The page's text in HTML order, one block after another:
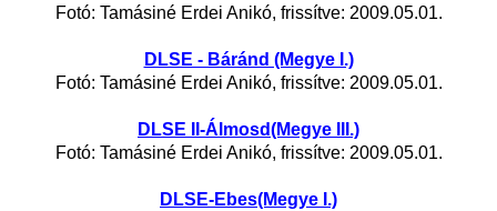
Fotó: Tamásiné Erdei Anikó, frissítve: 2009.05.01.
DLSE - Báránd (Megye I.)
Fotó: Tamásiné Erdei Anikó, frissítve: 2009.05.01.
DLSE II-Álmosd(Megye III.)
Fotó: Tamásiné Erdei Anikó, frissítve: 2009.05.01.
DLSE-Ebes(Megye I.)